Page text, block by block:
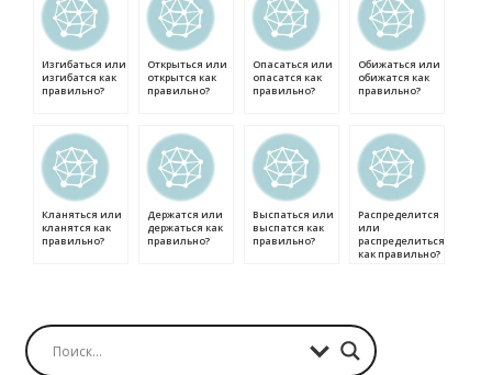
Изгибаться или
изгибатся как
правильно?
Открыться или
открытся как
правильно?
Опасаться или
опасатся как
правильно?
Обижаться или
обижатся как
правильно?
Кланяться или
кланятся как
правильно?
Держатся или
держаться как
правильно?
Выспаться или
выспатся как
правильно?
Распределится
или
распределиться
как правильно?